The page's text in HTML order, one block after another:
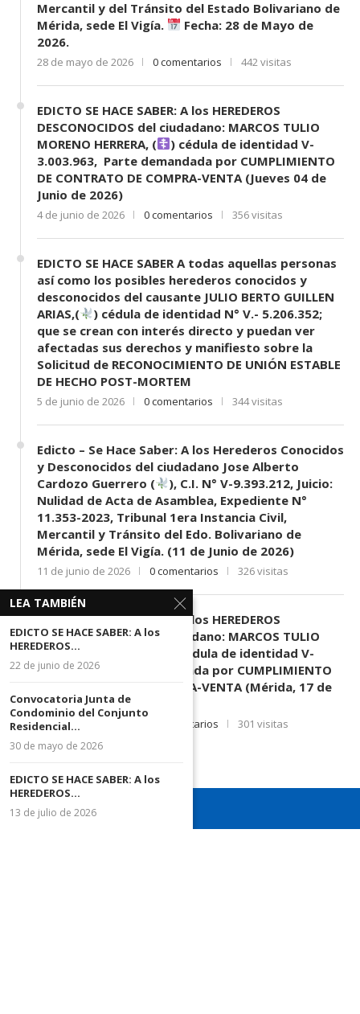
Mercantil y del Tránsito del Estado Bolivariano de
Mérida, sede El Vigía.
Fecha: 28 de Mayo de
2026.
28 de mayo de 2026 0 comentarios 442 visitas
EDICTO SE HACE SABER: A los HEREDEROS
DESCONOCIDOS del ciudadano: MARCOS TULIO
MORENO HERRERA, (
) cédula de identidad V-
3.003.963, Parte demandada por CUMPLIMIENTO
DE CONTRATO DE COMPRA-VENTA (Jueves 04 de
Junio de 2026)
4 de junio de 2026 0 comentarios 356 visitas
EDICTO SE HACE SABER A todas aquellas personas
así como los posibles herederos conocidos y
desconocidos del causante JULIO BERTO GUILLEN
ARIAS,(
) cédula de identidad N° V.- 5.206.352;
que se crean con interés directo y puedan ver
afectadas sus derechos y manifiesto sobre la
Solicitud de RECONOCIMIENTO DE UNIÓN ESTABLE
DE HECHO POST-MORTEM
5 de junio de 2026 0 comentarios 344 visitas
Edicto – Se Hace Saber: A los Herederos Conocidos
y Desconocidos del ciudadano Jose Alberto
Cardozo Guerrero (
), C.I. N° V-9.393.212, Juicio:
Nulidad de Acta de Asamblea, Expediente N°
11.353-2023, Tribunal 1era Instancia Civil,
Mercantil y Tránsito del Edo. Bolivariano de
Mérida, sede El Vigía. (11 de Junio de 2026)
11 de junio de 2026 0 comentarios 326 visitas
EDICTO SE HACE SABER: A los HEREDEROS
DESCONOCIDOS del ciudadano: MARCOS TULIO
MORENO HERRERA, (
) cédula de identidad V-
3.003.963, Parte demandada por CUMPLIMIENTO
DE CONTRATO DE COMPRA-VENTA (Mérida, 17 de
Junio de 2026)
17 de junio de 2026 0 comentarios 301 visitas
LEA TAMBIÉN
EDICTO SE HACE SABER: A los
HEREDEROS...
22 de junio de 2026
Convocatoria Junta de
Condominio del Conjunto
Residencial...
30 de mayo de 2026
EDICTO SE HACE SABER: A los
HEREDEROS...
13 de julio de 2026